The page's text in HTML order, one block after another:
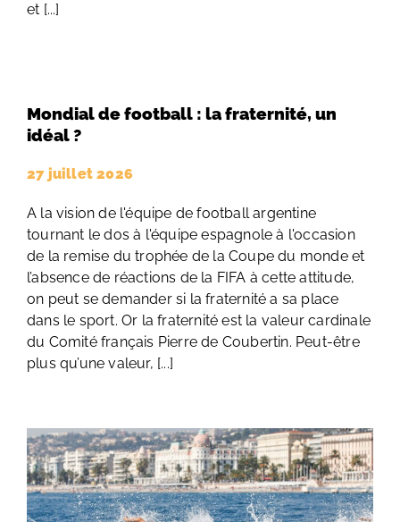
et [...]
Mondial de football : la fraternité, un
idéal ?
27 juillet 2026
A la vision de l'équipe de football argentine
tournant le dos à l'équipe espagnole à l'occasion
de la remise du trophée de la Coupe du monde et
l’absence de réactions de la FIFA à cette attitude,
on peut se demander si la fraternité a sa place
dans le sport. Or la fraternité est la valeur cardinale
du Comité français Pierre de Coubertin. Peut-être
plus qu’une valeur, [...]